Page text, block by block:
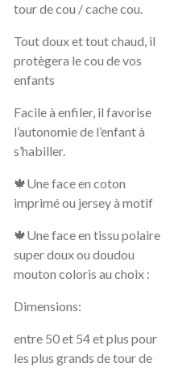
tour de cou / cache cou.
Tout doux et tout chaud, il
protègera le cou de vos
enfants
Facile à enfiler, il favorise
l’autonomie de l’enfant à
s’habiller.
🍁Une face en coton
imprimé ou jersey à motif
🍁Une face en tissu polaire
super doux ou doudou
mouton coloris au choix :
Dimensions:
entre 50 et 54 et plus pour
les plus grands de tour de